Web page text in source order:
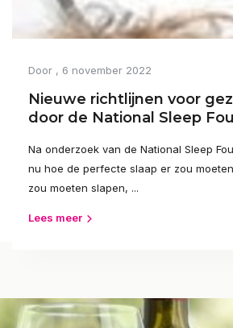
Door , 6 november 2022
Nieuwe richtlijnen voor
door de National Sleep
Na onderzoek van de National Sleep
nu hoe de perfecte slaap er zou
zou moeten slapen, ...
Lees meer